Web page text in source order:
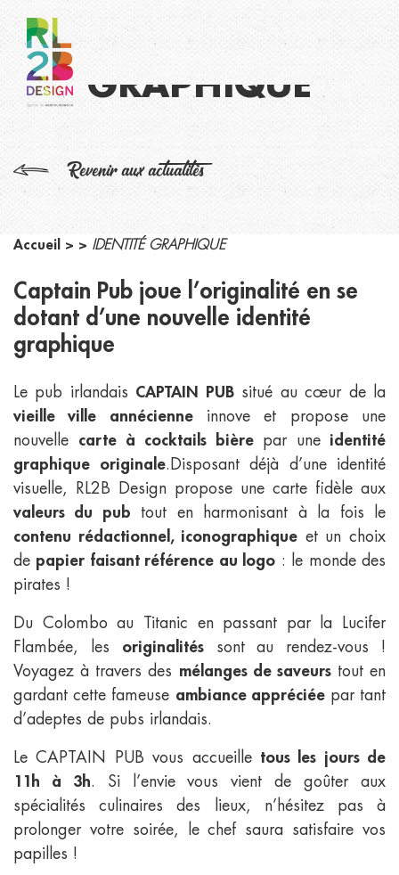
IDENTITÉ
GRAPHIQUE
Revenir aux actualités
Accueil > > IDENTITÉ GRAPHIQUE
Captain Pub joue l’originalité en se
dotant d’une nouvelle identité
graphique
Le pub irlandais CAPTAIN PUBsitué au cœur de la
vieille ville annécienneinnove et propose une
nouvelle carte à cocktails bière par une identité
graphique originale.Disposant déjà d’une identité
visuelle, RL2B Design propose une carte fidèle aux
valeurs du pub tout en harmonisant à la fois le
contenu rédactionnel, iconographique et un choix
de papier faisant référence au logo : le monde des
pirates !
Du Colombo au Titanic en passant par la Lucifer
Flambée, les originalitéssont au rendez-vous !
Voyagez à travers des mélanges de saveurstout en
gardant cette fameuse ambiance appréciéepar tant
d’adeptes de pubs irlandais.
Le CAPTAIN PUB vous accueille tous les jours de
11h à 3h. Si l’envie vous vient de goûter aux
spécialités culinaires des lieux, n’hésitez pas à
prolonger votre soirée, le chef saura satisfaire vos
papilles !